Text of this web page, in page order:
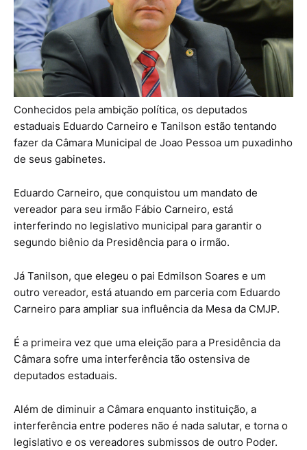
Conhecidos pela ambição política, os deputados
estaduais Eduardo Carneiro e Tanilson estão tentando
fazer da Câmara Municipal de Joao Pessoa um puxadinho
de seus gabinetes.
Eduardo Carneiro, que conquistou um mandato de
vereador para seu irmão Fábio Carneiro, está
interferindo no legislativo municipal para garantir o
segundo biênio da Presidência para o irmão.
Já Tanilson, que elegeu o pai Edmilson Soares e um
outro vereador, está atuando em parceria com Eduardo
Carneiro para ampliar sua influência da Mesa da CMJP.
É a primeira vez que uma eleição para a Presidência da
Câmara sofre uma interferência tão ostensiva de
deputados estaduais.
Além de diminuir a Câmara enquanto instituição, a
interferência entre poderes não é nada salutar, e torna o
legislativo e os vereadores submissos de outro Poder.